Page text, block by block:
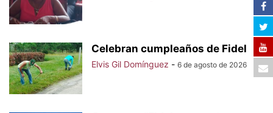
Celebran cumpleaños de Fidel
Elvis Gil Domínguez - 6 de agosto de 2026